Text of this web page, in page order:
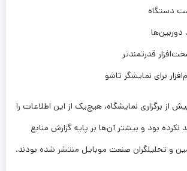
دستگاه
دوربین‌ها
قدرتمندتر
برای نمایشگر تاشو
از برگزاری نمایشگاه، هیچ‌یک از این اطلاعات را
بود و بیشتر آن‌ها بر پایه گزارش منابع
و تحلیلگران صنعت موبایل منتشر شده بودند.